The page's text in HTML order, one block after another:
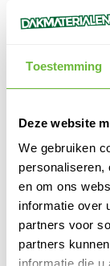
Toestemming
Deze website
We gebruiken
personaliseren,
en om ons
informatie over
partners voor
partners
informatie die u
IKO Base
optimale basis
hechting van de
egale
Primer
ondergrond te